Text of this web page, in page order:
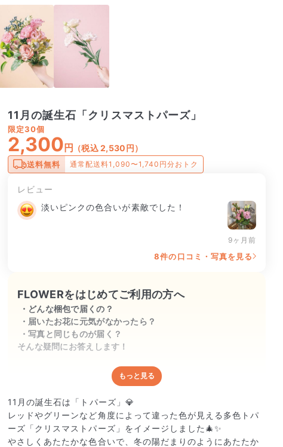
11月の誕生石「クリスマストパーズ」
限定30個
2,300円 （税込 2,530円）
送料無料 通常配送料1,090〜1,740円分おトク
レビュー
淡いピンクの色合いが素敵でした！
9ヶ月前
8件の口コミ・写真を見る
FLOWERをはじめてご利用の方へ
どんな梱包で届くの？
届いたお花に元気がなかったら？
写真と同じものが届く？
そんな疑問にお答えします！
どんな梱包で届くの？
出荷前に水揚げ（花が水を吸いやすくなる処理）を施し、専用
ボックスに丁寧に梱包してお届けしています。きゅっとまとめ
られて一見窮屈そうに見えますが、輸送中の衝撃による折れや
擦れを軽減する効果があります。
もっと見る
11月の誕生石は「トパーズ」💎
レッドやグリーンなど角度によって違った色が見える多色トパ
ーズ「クリスマストパーズ」をイメージしました🎄✨
やさしくあたたかな色合いで、冬の陽だまりのようにあたたか